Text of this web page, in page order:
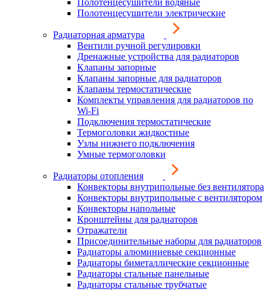
Полотенцесушители водяные
Полотенцесушители электрические
Радиаторная арматура
Вентили ручной регулировки
Дренажные устройства для радиаторов
Клапаны запорные
Клапаны запорные для радиаторов
Клапаны термостатические
Комплекты управления для радиаторов по
Wi-Fi
Подключения термостатические
Термоголовки жидкостные
Узлы нижнего подключения
Умные термоголовки
Радиаторы отопления
Конвекторы внутрипольные без вентилятора
Конвекторы внутрипольные с вентилятором
Конвекторы напольные
Кронштейны для радиаторов
Отражатели
Присоединительные наборы для радиаторов
Радиаторы алюминиевые секционные
Радиаторы биметаллические секционные
Радиаторы стальные панельные
Радиаторы стальные трубчатые